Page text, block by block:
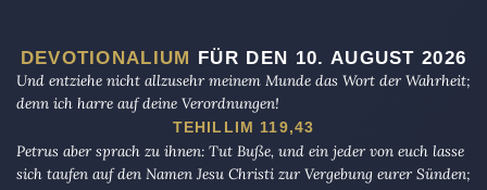
DEVOTIONALIUM FÜR DEN 10. AUGUST 2026
Und entziehe nicht allzusehr meinem Munde das Wort der Wahrheit;
denn ich harre auf deine Verordnungen!
TEHILLIM 119,43
Petrus aber sprach zu ihnen: Tut Buße, und ein jeder von euch lasse
sich taufen auf den Namen Jesu Christi zur Vergebung eurer Sünden;